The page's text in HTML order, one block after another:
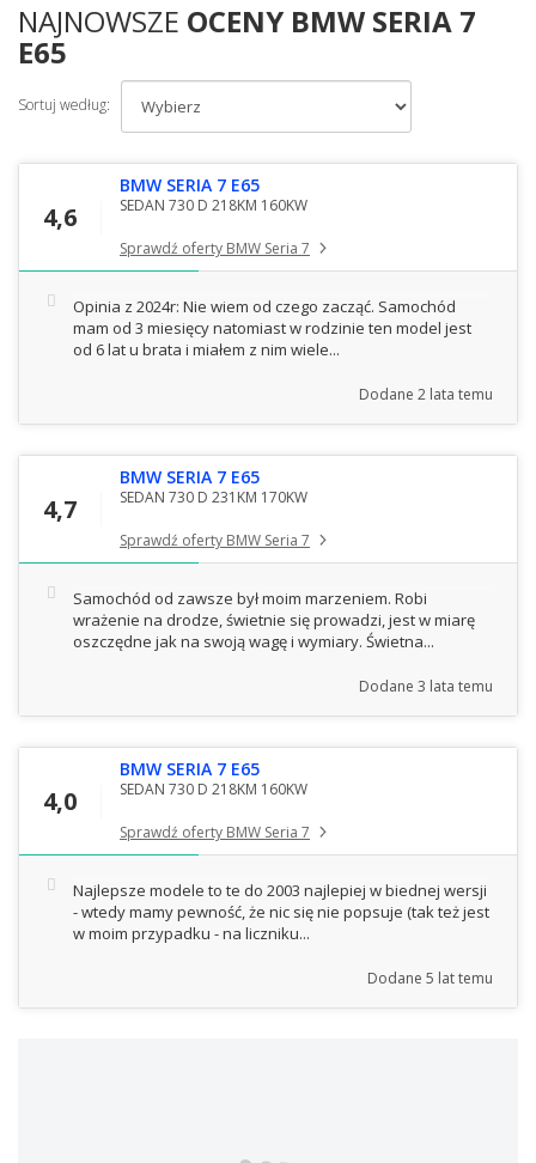
NAJNOWSZE OCENY BMW SERIA 7
E65
Sortuj według:
4,6
BMW SERIA 7 E65
SEDAN 730 D 218KM 160KW
Sprawdź oferty BMW Seria 7
Opinia z 2024r: Nie wiem od czego zacząć. Samochód
mam od 3 miesięcy natomiast w rodzinie ten model jest
od 6 lat u brata i miałem z nim wiele...
Dodane 2 lata temu
4,7
BMW SERIA 7 E65
SEDAN 730 D 231KM 170KW
Sprawdź oferty BMW Seria 7
Samochód od zawsze był moim marzeniem. Robi
wrażenie na drodze, świetnie się prowadzi, jest w miarę
oszczędne jak na swoją wagę i wymiary. Świetna...
Dodane 3 lata temu
4,0
BMW SERIA 7 E65
SEDAN 730 D 218KM 160KW
Sprawdź oferty BMW Seria 7
Najlepsze modele to te do 2003 najlepiej w biednej wersji
- wtedy mamy pewność, że nic się nie popsuje (tak też jest
w moim przypadku - na liczniku...
Dodane 5 lat temu